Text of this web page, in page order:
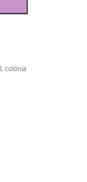
, colónia